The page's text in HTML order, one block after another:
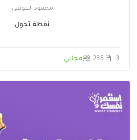
محمود البلوشي
نقطة تحول
3
235 مجاني